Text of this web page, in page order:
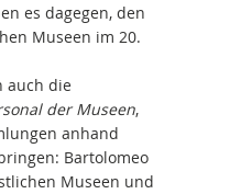
es dagegen, den
Museen im 20.
auch die
der Museen,
anhand
Bartolomeo
Museen und